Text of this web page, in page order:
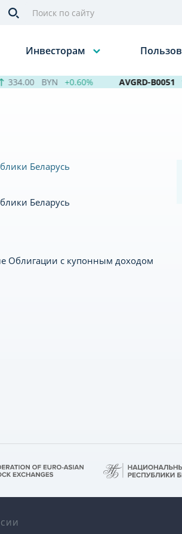
Инвесторам
334.00 BYN +0.60% AVGRD-B0051
Беларусь
Беларусь
Облигации с купонным доходом